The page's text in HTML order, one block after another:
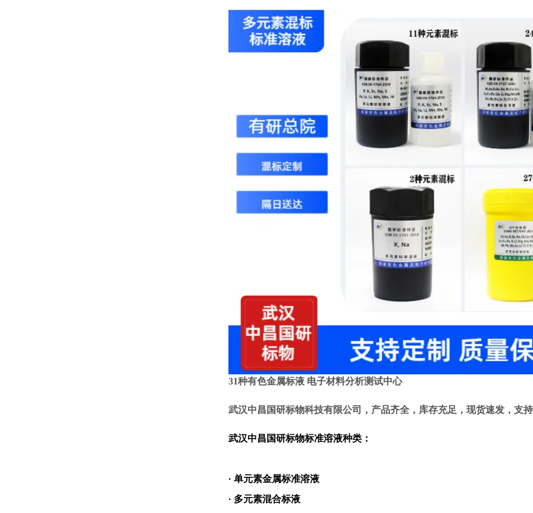
31种有色金属标液 电子材料分析测试中心
武汉中昌国研标物科技有限公司，产品齐全，库存充足，现货速发，支
武汉中昌国研标物标准溶液种类：
· 单元素金属标准溶液
· 多元素混合标液